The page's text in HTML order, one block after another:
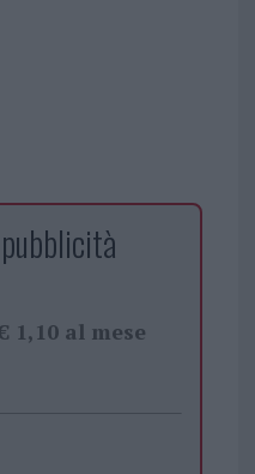
1,10 al mese